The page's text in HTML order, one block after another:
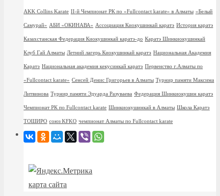
AKK Collins Karate II-й Чемпионат РК по «Fullcontact karate» в Алматы «Белый
Самурай» АБИ «ОКИНАВА» Ассоциация Киокушинкай каратэ История каратэ
Казахстанская Федерация Киокушинкай каратэ-до Каратэ Шинкиокушинкай
Клуб Гай Алматы Летний лагерь Киокушинкай каратэ Национальная Академия
Каратэ Национальная академия кекусинкай каратэ Первенство г.Алматы по
«Fullcontact karate» Сенсей Денис Григорьев в Алматы Турнир памяти Максима
Литвинова Турнир памяти Эдуарда Разуваева Федерация Шинкиокушин каратэ
Чемпионат РК по Fullcontact karate Шинкиокушинкай в Алматы Школа Каратэ
ТОШИРО союз KFKO чемпионат Алматы по Fullcontact karate
карта сайта